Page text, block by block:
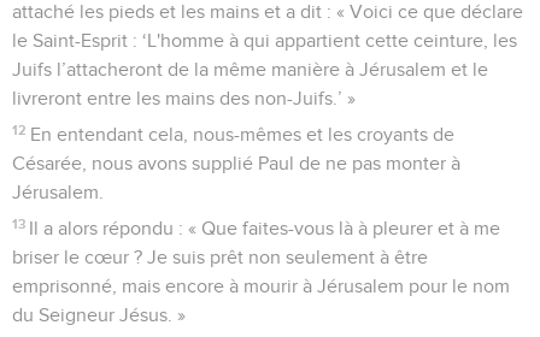
attaché les pieds et les mains et a dit : « Voici ce que déclare
le Saint-Esprit : ‘L'homme à qui appartient cette ceinture, les
Juifs l’attacheront de la même manière à Jérusalem et le
livreront entre les mains des non-Juifs.’ »
12 En entendant cela, nous-mêmes et les croyants de
Césarée, nous avons supplié Paul de ne pas monter à
Jérusalem.
13 Il a alors répondu : « Que faites-vous là à pleurer et à me
briser le cœur ? Je suis prêt non seulement à être
emprisonné, mais encore à mourir à Jérusalem pour le nom
du Seigneur Jésus. »